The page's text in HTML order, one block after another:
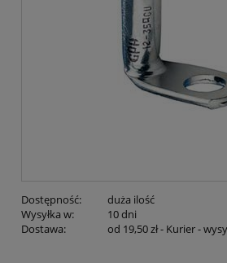
Dostępność:
duża ilość
Wysyłka w:
10 dni
Dostawa:
od 19,50 zł- Kurier -
Cena nie zawiera ewentualnych